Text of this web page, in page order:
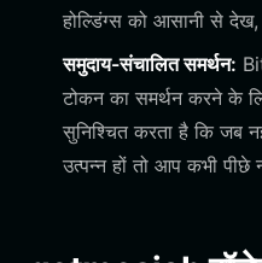
होल्डिंग्स को आसानी से
समुदाय-संचालित समर्थन:
टोकन का समर्थन करने के
सुनिश्चित करता है कि जब
उत्पन्न हों तो आप कभी पीछे